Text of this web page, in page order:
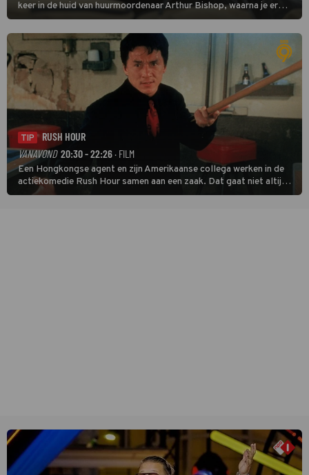
keer in de huid van huurmoordenaar Arthur Bishop, waarna je er
donder op kunt zeggen dat er van Bishops geplande pensioen niet
veel terechtkomt.
TIP
RUSH HOUR
VANAVOND 20:30 - 22:26 · FILM
Een Hongkongse agent en zijn Amerikaanse collega werken in de
actiekomedie Rush Hour samen aan een zaak. Dat gaat niet altijd
van een leien dakje.